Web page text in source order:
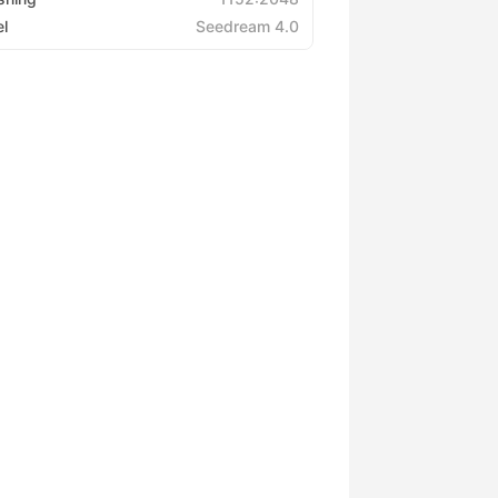
Seedream 4.0